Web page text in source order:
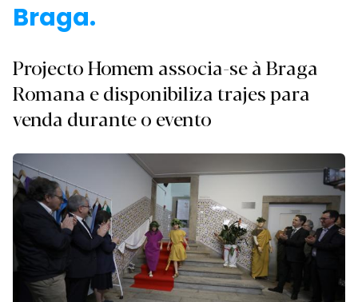
Braga.
Projecto Homem associa-se à Braga
Romana e disponibiliza trajes para
venda durante o evento